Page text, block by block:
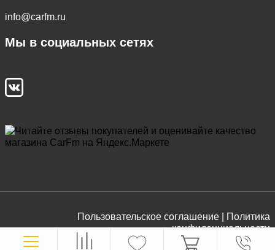
info@carfm.ru
Мы в социальных сетях
Пользовательское соглашение |
Политика
конфиденциальности